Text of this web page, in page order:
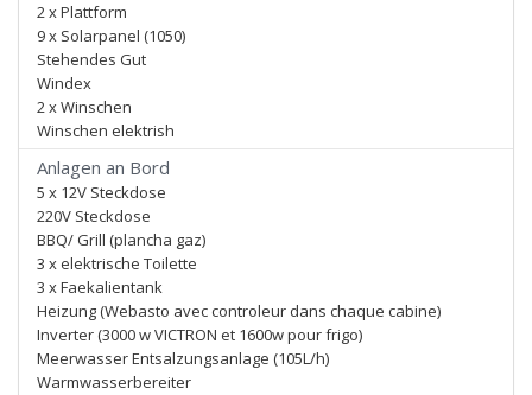
2 x Plattform
9 x Solarpanel (1050)
Stehendes Gut
Windex
2 x Winschen
Winschen elektrish
Anlagen an Bord
5 x 12V Steckdose
220V Steckdose
BBQ/ Grill (plancha gaz)
3 x elektrische Toilette
3 x Faekalientank
Heizung (Webasto avec controleur dans chaque cabine)
Inverter (3000 w VICTRON et 1600w pour frigo)
Meerwasser Entsalzungsanlage (105L/h)
Warmwasserbereiter